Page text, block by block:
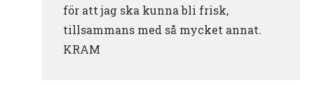
för att jag ska kunna bli frisk,
tillsammans med så mycket annat.
KRAM